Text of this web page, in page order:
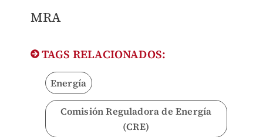
MRA
TAGS RELACIONADOS:
Energía
Comisión Reguladora de Energía
(CRE)